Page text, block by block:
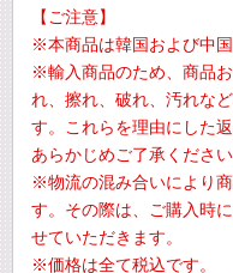
【ご注意】
※本商品は韓国および中国
※輸入商品のため、商品
れ、擦れ、破れ、汚れな
す。これらを理由にした
あらかじめご了承ください
※物流の混み合いにより
す。その際は、ご購入時
せていただきます。
※価格は全て税込です。